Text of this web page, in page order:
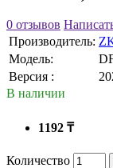
0 отзывов
Производитель:
Модель:
Версия :
В наличии
1192 ₸
Количество